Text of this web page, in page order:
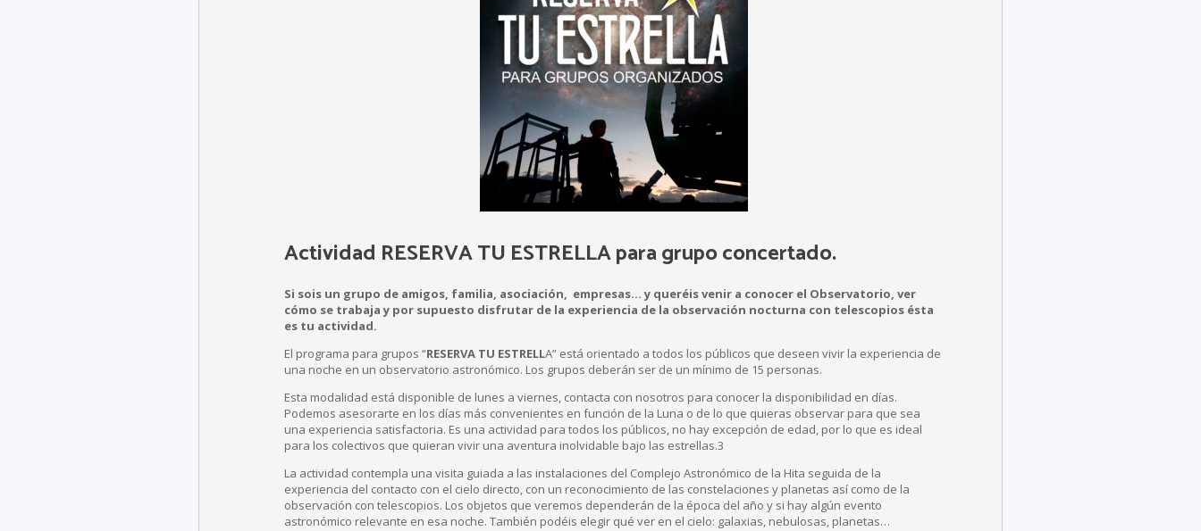
Actividad RESERVA TU ESTRELLA para grupo concertado.
Si sois un grupo de amigos, familia, asociación, empresas… y queréis venir a conocer el Observatorio, ver
cómo se trabaja y por supuesto disfrutar de la experiencia de la observación nocturna con telescopios ésta
es tu actividad.
El programa para grupos “RESERVA TU ESTRELLA” está orientado a todos los públicos que deseen vivir la experiencia de
una noche en un observatorio astronómico. Los grupos deberán ser de un mínimo de 15 personas.
Esta modalidad está disponible de lunes a viernes, contacta con nosotros para conocer la disponibilidad en días.
Podemos asesorarte en los días más convenientes en función de la Luna o de lo que quieras observar para que sea
una experiencia satisfactoria. Es una actividad para todos los públicos, no hay excepción de edad, por lo que es ideal
para los colectivos que quieran vivir una aventura inolvidable bajo las estrellas.3
La actividad contempla una visita guiada a las instalaciones del Complejo Astronómico de la Hita seguida de la
experiencia del contacto con el cielo directo, con un reconocimiento de las constelaciones y planetas así como de la
observación con telescopios. Los objetos que veremos dependerán de la época del año y si hay algún evento
astronómico relevante en esa noche. También podéis elegir qué ver en el cielo: galaxias, nebulosas, planetas…